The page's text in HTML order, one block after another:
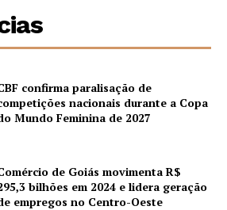
confirma paralisação de
nacionais durante a Copa
Mundo Feminina de 2027
de Goiás movimenta R$
bilhões em 2024 e lidera geração
empregos no Centro-Oeste